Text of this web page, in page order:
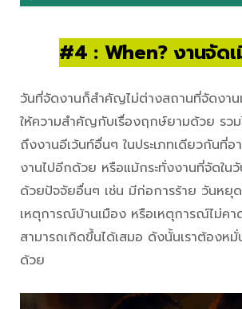
#4 : When? งานจัดเ
วันที่จัดงานก็สำคัญไม่ต่างสถานที่จัดงาน
ให้ความสำคัญกับเรื่องฤกษ์ยามด้วย รว
ถึงงานอีเว้นท์อื่นๆ ในประเภทเดียวกันที่อ
งานไปอีกด้วย หรือแม้กระทั่งงานที่จัดใน
ด้วยปัจจัยอื่นๆ เช่น มีก่อการร้าย วันหยุ
เหตุการณ์บ้านเมือง หรือเหตุการณ์ไม่ค
สามารถเกิดขึ้นได้เสมอ ดังนั้นเราต้องห
ด้วย